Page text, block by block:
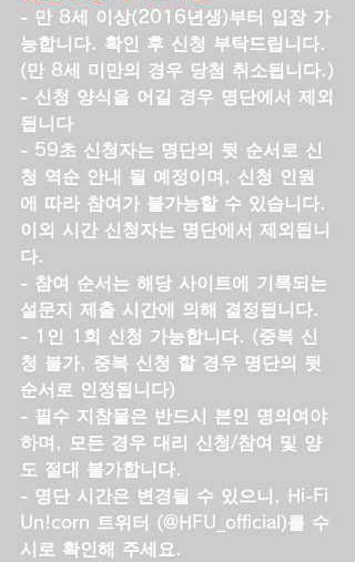
- 만 8세 이상(2016년생)부터 입장 가
능합니다. 확인 후 신청 부탁드립니다.
(만 8세 미만의 경우 당첨 취소됩니다.)
- 신청 양식을 어길 경우 명단에서 제외
됩니다
- 59초 신청자는 명단의 뒷 순서로 신
청 역순 안내 될 예정이며, 신청 인원
에 따라 참여가 불가능할 수 있습니다.
이외 시간 신청자는 명단에서 제외됩니
다.
- 참여 순서는 해당 사이트에 기록되는
설문지 제출 시간에 의해 결정됩니다.
- 1인 1회 신청 가능합니다. (중복 신
청 불가, 중복 신청 할 경우 명단의 뒷
순서로 인정됩니다)
- 필수 지참물은 반드시 본인 명의여야
하며, 모든 경우 대리 신청/참여 및 양
도 절대 불가합니다.
- 명단 시간은 변경될 수 있으니, Hi-Fi
Un!corn 트위터 (@HFU_official)를 수
시로 확인해 주세요.